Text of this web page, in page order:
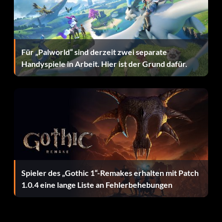
Schmuggelgut für eine Insel kaufen, die es exportiert, um es
billiger zu bekommen. gehen Sie jetzt zu dem Ort, wo der
Schmuggler u sagt und verkaufen Sie es an ihn. Die Wachen
werden kommen und sprechen Sie mit u. egal, was Sie
sagen, werden sie am Ende kämpfen u so sagen Sie ihm, was
auch immer dann RUN zurück zu Ihrem Schiff. jetzt, wenn
Sie gehen, um das Schiff in der Bucht gibt es 2 oder 3 Schiffe
warten auf Sie aus diesem Land. jetzt diese Schiffe sind
immer Fregatte, die, wenn sie gefangen genommen werden
Sie in etwa 90.000 Stück zu ziehen. es einfach zu erfassen,
weil alle Schiffe sind schlecht aufgeschraubt die meisten
habe ich gesehen, ein haben war 40 Jungs auf dem Schiff.
Also nehme ich die Schiffe und verkaufe sie. das Boot, das
ich dafür benutzte, war ein Schoner
Einen Offizier umsonst anstellen
Für „Palworld“ sind derzeit zwei separate
Handyspiele in Arbeit. Hier ist der Grund dafür.
Spieler des „Gothic 1“-Remakes erhalten mit Patch
1.0.4 eine lange Liste an Fehlerbehebungen